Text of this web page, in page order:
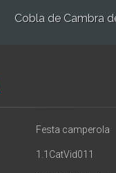
Cobla de Cambra
Festa camperola
1.1CatVid011